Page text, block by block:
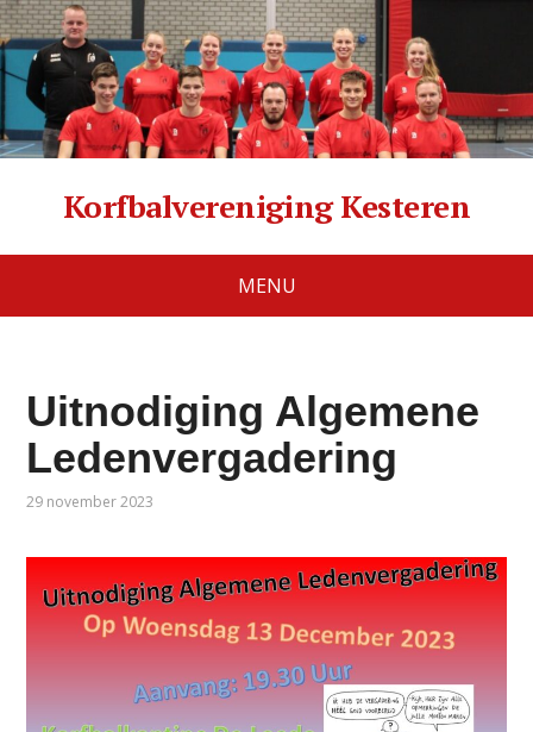
Korfbalvereniging Kesteren
MENU
Uitnodiging Algemene
Ledenvergadering
29 november 2023